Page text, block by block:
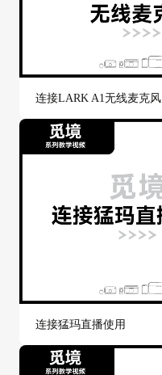
连接LARK A1无线麦克风
连接猛玛直播使用